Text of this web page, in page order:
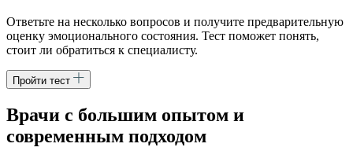
Ответьте на несколько вопросов и получите предварительную
оценку эмоционального состояния. Тест поможет понять,
стоит ли обратиться к специалисту.
Пройти тест
Врачи с большим опытом и
современным подходом